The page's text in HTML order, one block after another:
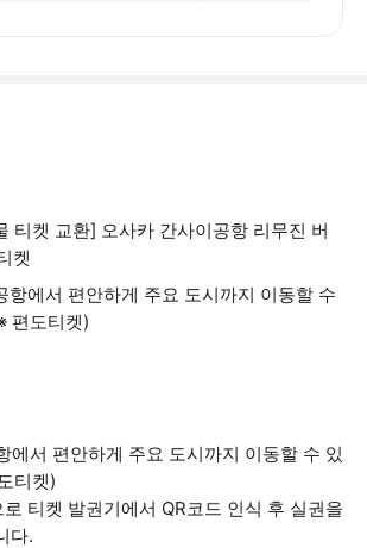
티켓 교환] 오사카 간사이공항 리무진 버
켓
에서 편안하게 주요 도시까지 이동할 수
편도티켓)
서 편안하게 주요 도시까지 이동할 수 있
티켓)
티켓 발권기에서 QR코드 인식 후 실권을
다.